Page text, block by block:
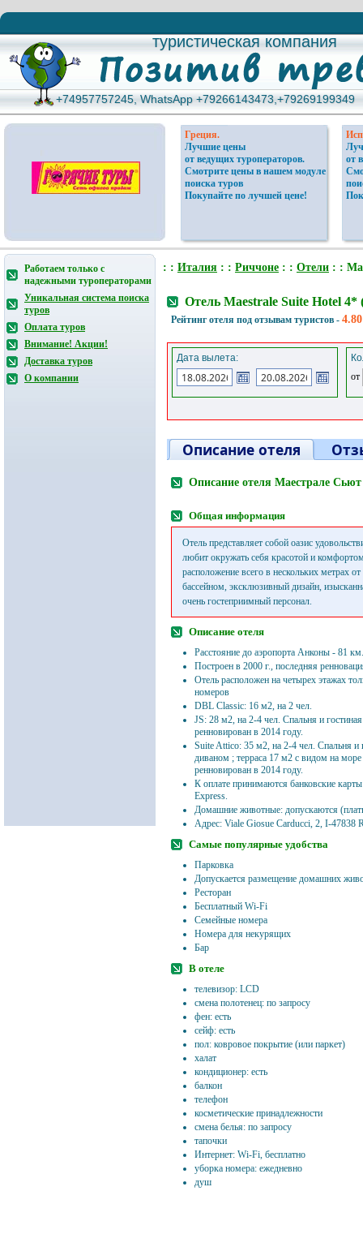
туристическая компания
туристическая компания
+74957757245, WhatsApp +79266143473,+79269199349
+74957757245, WhatsApp +79266143473,+79269199349
Греция.
Лучшие цены
от ведущих туроператоров.
Смотрите цены в нашем модуле
поиска туров
Покупайте по лучшей цене!
от
Работаем только с
надежными туроператорами
Уникальная система поиска
туров
Оплата туров
Внимание! Акции!
Доставка туров
О компании
: : Италия : : Риччоне : : Отели : :
Отель Maestrale Suite Hotel
Рейтинг отеля под отзывам туристов -
Дата вылета:
от
Описание отеля
Описание отеля Маестрале
Общая информация
Отель представляет собой оазис
любит окружать себя красотой и
расположение всего в нескольких метрах
бассейном, эксклюзивный дизайн,
очень гостеприимный персонал.
Описание отеля
Расстояние до аэропорта Анконы - 81 км.
Построен в 2000 г., последняя
Отель расположен на четырех этажах
номеров
DBL Classic: 16 м2, на 2 чел.
JS: 28 м2, на 2-4 чел. Спальня и
ренновирован в 2014 году.
Suite Attico: 35 м2, на 2-4 чел. Спальня и
диваном ; терраса 17 м2 с видом на
ренновирован в 2014 году.
К оплате принимаются банковские
Express.
Домашние животные: допускаются
Aдрес: Viale Giosue Carducci, 2, I-47838
Самые популярные удобства
Парковка
Допускается размещение домашних
Ресторан
Бесплатный Wi-Fi
Семейные номера
Номера для некурящих
Бар
В отеле
телевизор: LCD
смена полотенец: по запросу
фен: есть
сейф: есть
пол: ковровое покрытие (или паркет)
халат
кондиционер: есть
балкон
телефон
косметические принадлежности
смена белья: по запросу
тапочки
Интернет: Wi-Fi, бесплатно
уборка номера: ежедневно
душ